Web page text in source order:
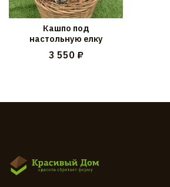
Кашпо под
настольную елку
3 550 ₽